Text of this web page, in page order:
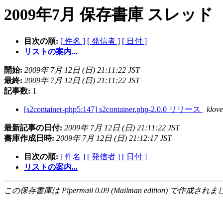
2009年7月 保存書庫 スレッド
目次の順: [ 件名 ] [ 発信者 ] [ 日付 ]
リストの案内...
開始: 2009年 7月 12日 (日) 21:11:22 JST
最終: 2009年 7月 12日 (日) 21:11:22 JST
記事数: 1
[s2container-php5:147] s2container.php-2.0.0 リリース klove
最新記事の日付: 2009年 7月 12日 (日) 21:11:22 JST
書庫作成日時: 2009年 7月 12日 (日) 21:12:17 JST
目次の順: [ 件名 ] [ 発信者 ] [ 日付 ]
リストの案内...
この保存書庫は Pipermail 0.09 (Mailman edition) で作成されま